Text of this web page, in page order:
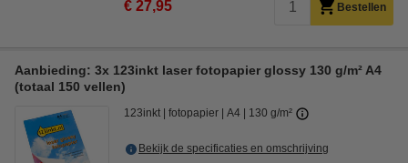
€ 27,95 Bestellen
Aanbieding: 3x 123inkt laser fotopapier glossy 130 g/m² A4
(totaal 150 vellen)
123inkt fotopapier A4 130 g/m²
Bekijk de specificaties en omschrijving